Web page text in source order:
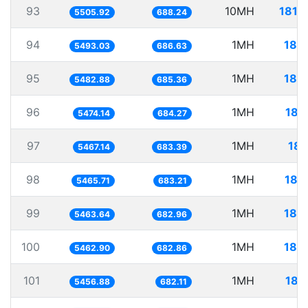
93 5505.92 688.24 10MH
94 5493.03 686.63 1MH
95 5482.88 685.36 1MH
96 5474.14 684.27 1MH
97 5467.14 683.39 1MH
98 5465.71 683.21 1MH
99 5463.64 682.96 1MH
100 5462.90 682.86 1MH
101 5456.88 682.11 1MH